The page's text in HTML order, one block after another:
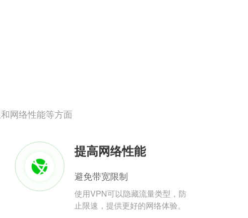
网络性能等方面
提高网络性能
避免带宽限制
使用VPN可以隐藏流量类型，防
止限速，提供更好的网络体验。